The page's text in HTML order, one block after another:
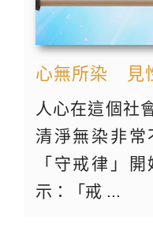
心無所染 見
人心在這個社
清淨無染非常
「守戒律」
示：「戒 ...